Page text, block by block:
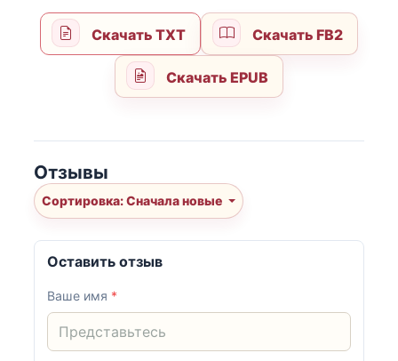
Скачать TXT Скачать FB2
Скачать EPUB
Отзывы
Сортировка: Сначала новые
Оставить отзыв
Ваше имя *